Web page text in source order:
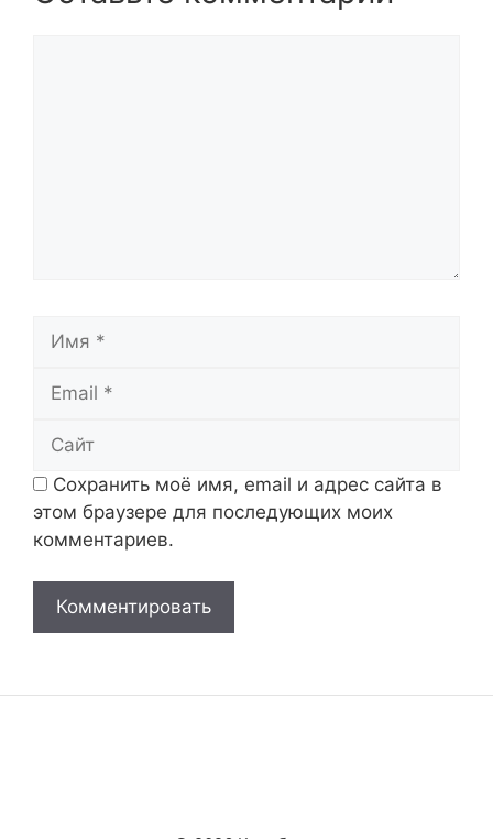
Сохранить моё имя, email и адрес сайта в
этом браузере для последующих моих
комментариев.